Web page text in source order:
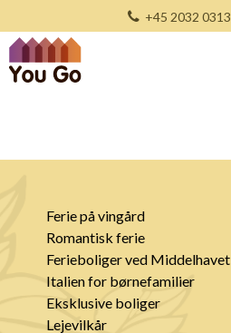
+45 2032 0313
Ferie på vingård
Romantisk ferie
Ferieboliger ved Middelhavet
Italien for børnefamilier
Eksklusive boliger
Lejevilkår